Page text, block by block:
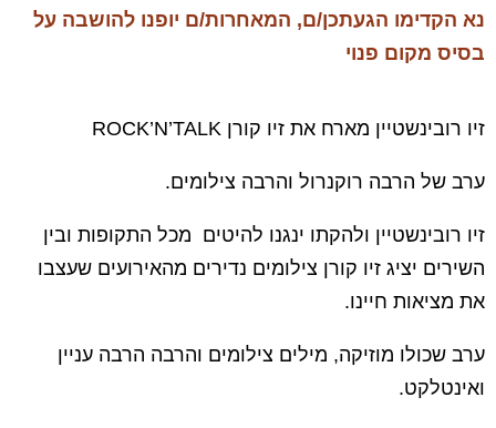
נא הקדימו הגעתכן/ם, המאחרות/ם יופנו להושבה על
בסיס מקום פנוי
זיו רובינשטיין מארח את זיו קורן ROCK’N’TALK
ערב של הרבה רוקנרול והרבה צילומים.
זיו רובינשטיין ולהקתו ינגנו להיטים מכל התקופות ובין
השירים יציג זיו קורן צילומים נדירים מהאירועים שעצבו
את מציאות חיינו.
ערב שכולו מוזיקה, מילים צילומים והרבה הרבה עניין
ואינטלקט.